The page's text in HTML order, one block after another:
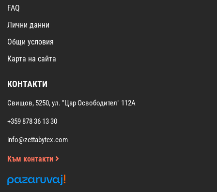
FAQ
Лични данни
Общи условия
Карта на сайта
КОНТАКТИ
Свищов, 5250, ул. "Цар Освободител" 112А
+359 878 36 13 30
info@zettabytex.com
Към контакти